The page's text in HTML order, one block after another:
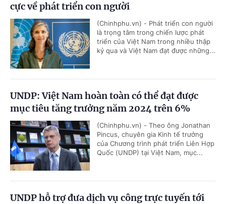
cực về phát triển con người
(Chinhphu.vn) - Phát triển con người
là trọng tâm trong chiến lược phát
triển của Việt Nam trong nhiều thập
kỷ qua và Việt Nam đạt được những...
UNDP: Việt Nam hoàn toàn có thể đạt được
mục tiêu tăng trưởng năm 2024 trên 6%
(Chinhphu.vn) - Theo ông Jonathan
Pincus, chuyên gia Kinh tế trưởng
của Chương trình phát triển Liên Hợp
Quốc (UNDP) tại Việt Nam, mục...
UNDP hỗ trợ đưa dịch vụ công trực tuyến tới